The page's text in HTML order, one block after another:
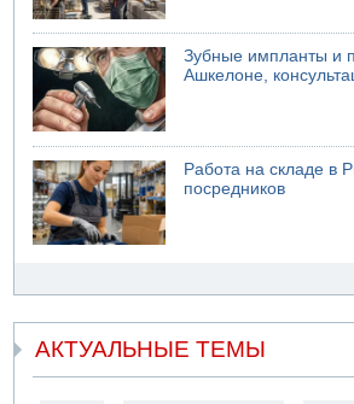
Зубные импланты и
Ашкелоне,
Работа на складе в
посредников
АКТУАЛЬНЫЕ ТЕМЫ